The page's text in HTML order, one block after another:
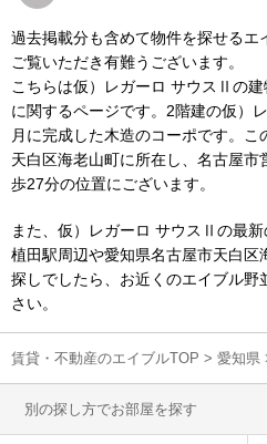
過去掲載分も含めて物件を探せるエ
ご覧いただき有難うございます。
こちらは仮）レガーロ サウスⅡの
に関するページです。2階建の仮）
月に完成した木造のコーポです。
天白区海老山町に所在し、名古屋
歩27分の位置にございます。
また、仮）レガーロ サウスⅡの最新
植田駅周辺や愛知県名古屋市天白区
探しでしたら、お近くのエイブル
さい。
賃貸・不動産のエイブルTOP > 愛知県
別の探し方でお部屋を探す